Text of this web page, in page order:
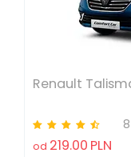
Renault
od 219.00 PLN